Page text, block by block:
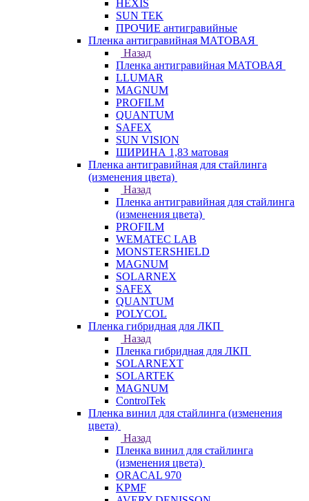
HEXIS
SUN TEK
ПРОЧИЕ антигравийные
Пленка антигравийная МАТОВАЯ
Назад
Пленка антигравийная МАТОВАЯ
LLUMAR
MAGNUM
PROFILM
QUANTUM
SAFEX
SUN VISION
ШИРИНА 1,83 матовая
Пленка антигравийная для стайлинга
(изменения цвета)
Назад
Пленка антигравийная для стайлинга
(изменения цвета)
PROFILM
WEMATEC LAB
MONSTERSHIELD
MAGNUM
SOLARNEX
SAFEX
QUANTUM
POLYCOL
Пленка гибридная для ЛКП
Назад
Пленка гибридная для ЛКП
SOLARNEXT
SOLARTEK
MAGNUM
ControlTek
Пленка винил для стайлинга (изменения
цвета)
Назад
Пленка винил для стайлинга
(изменения цвета)
ORACAL 970
KPMF